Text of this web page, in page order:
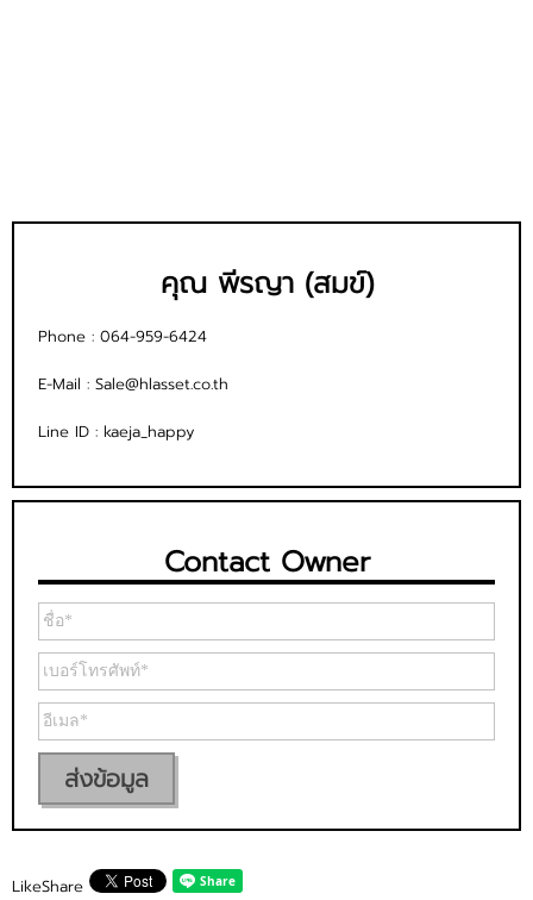
คุณ พีรญา (สมข์)
Phone : 064-959-6424
E-Mail : Sale@hlasset.co.th
Line ID : kaeja_happy
Contact Owner
ส่งข้อมูล
LikeShare